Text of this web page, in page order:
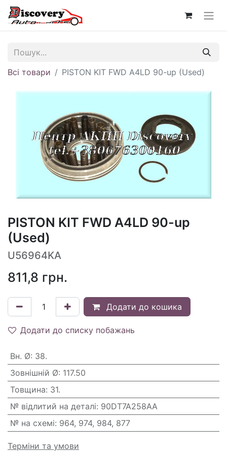
Всі товари PISTON KIT FWD A4LD 90-up (Used)
PISTON KIT FWD A4LD 90-up
(Used)
U56964KA
811,8 грн.
Додати до кошика
Додати до списку побажань
Вн. Ø: 38.
Зовнішній Ø: 117.50
Товщина: 31.
№ відлитий на деталі: 90DT7A258AA
№ на схемі: 964, 974, 984, 877
Терміни та умови